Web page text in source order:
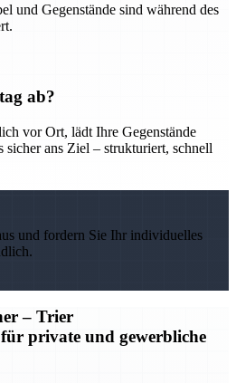
und Gegenstände sind während des
ab?
vor Ort, lädt Ihre Gegenstände
ans Ziel – strukturiert, schnell
und fordern Sie Ihr individuelles
– Trier
private und gewerbliche